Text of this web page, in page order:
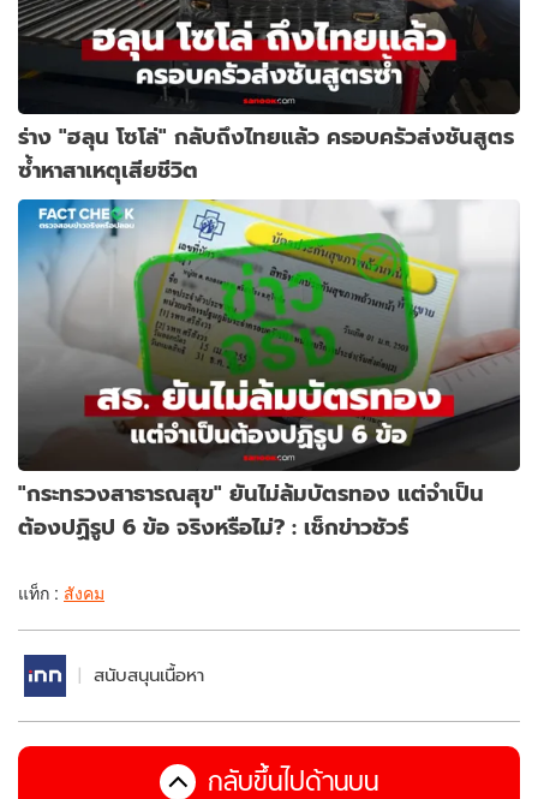
ร่าง "ฮลุน โซโล่" กลับถึงไทยแล้ว ครอบครัวส่งชันสูตร
ซ้ำหาสาเหตุเสียชีวิต
"กระทรวงสาธารณสุข" ยันไม่ล้มบัตรทอง แต่จำเป็น
ต้องปฏิรูป 6 ข้อ จริงหรือไม่? : เช็กข่าวชัวร์
แท็ก : สังคม
สนับสนุนเนื้อหา
กลับขึ้นไปด้านบน